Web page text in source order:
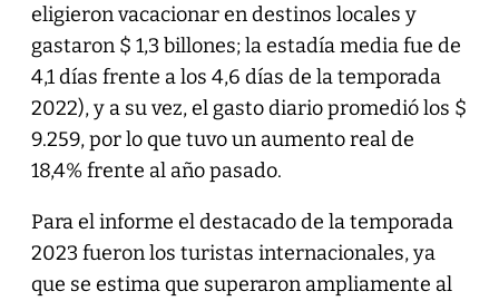
eligieron vacacionar en destinos locales y
gastaron $ 1,3 billones; la estadía media fue de
4,1 días frente a los 4,6 días de la temporada
2022), y a su vez, el gasto diario promedió los $
9.259, por lo que tuvo un aumento real de
18,4% frente al año pasado.
Para el informe el destacado de la temporada
2023 fueron los turistas internacionales, ya
que se estima que superaron ampliamente al